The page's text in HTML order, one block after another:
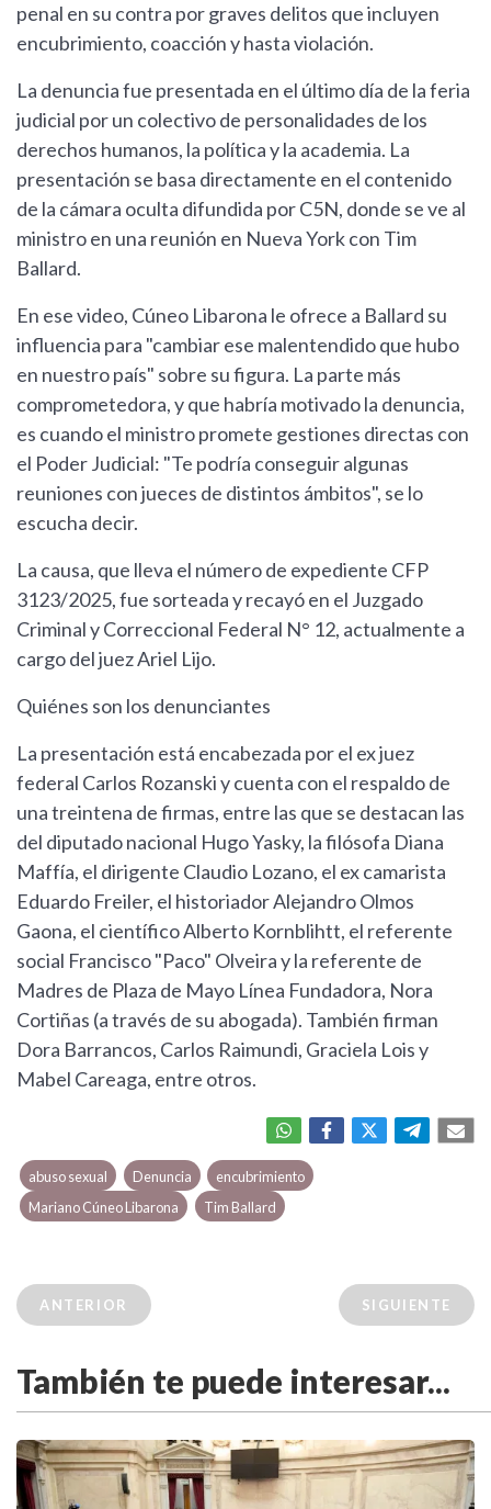
penal en su contra por graves delitos que incluyen
encubrimiento, coacción y hasta violación.
La denuncia fue presentada en el último día de la feria
judicial por un colectivo de personalidades de los
derechos humanos, la política y la academia. La
presentación se basa directamente en el contenido
de la cámara oculta difundida por C5N, donde se ve al
ministro en una reunión en Nueva York con Tim
Ballard.
En ese video, Cúneo Libarona le ofrece a Ballard su
influencia para "cambiar ese malentendido que hubo
en nuestro país" sobre su figura. La parte más
comprometedora, y que habría motivado la denuncia,
es cuando el ministro promete gestiones directas con
el Poder Judicial: "Te podría conseguir algunas
reuniones con jueces de distintos ámbitos", se lo
escucha decir.
La causa, que lleva el número de expediente CFP
3123/2025, fue sorteada y recayó en el Juzgado
Criminal y Correccional Federal N° 12, actualmente a
cargo del juez Ariel Lijo.
Quiénes son los denunciantes
La presentación está encabezada por el ex juez
federal Carlos Rozanski y cuenta con el respaldo de
una treintena de firmas, entre las que se destacan las
del diputado nacional Hugo Yasky, la filósofa Diana
Maffía, el dirigente Claudio Lozano, el ex camarista
Eduardo Freiler, el historiador Alejandro Olmos
Gaona, el científico Alberto Kornblihtt, el referente
social Francisco "Paco" Olveira y la referente de
Madres de Plaza de Mayo Línea Fundadora, Nora
Cortiñas (a través de su abogada). También firman
Dora Barrancos, Carlos Raimundi, Graciela Lois y
Mabel Careaga, entre otros.
abuso sexual Denuncia
encubrimiento
Mariano Cúneo Libarona
Tim Ballard
ANTERIOR SIGUIENTE
También te puede interesar...